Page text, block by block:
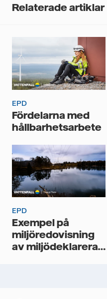
tredje part, och du kan
Jag samtycker till
personuppgifter för att
nyhetsbrevet.*
Relaterade artiklar
EPD
Fördelarna med
hållbarhetsarbete
EPD
Exempel på
miljöredovisning
av miljödeklarerad